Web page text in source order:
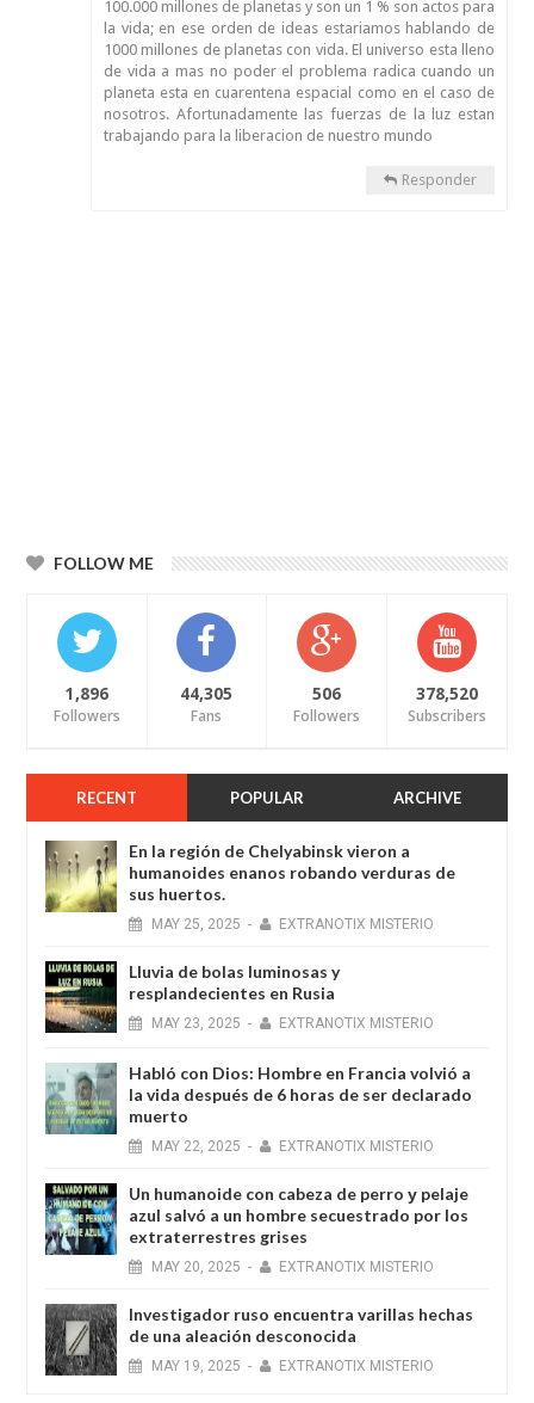
100.000 millones de planetas y son un 1 % son actos para
la vida; en ese orden de ideas estariamos hablando de
1000 millones de planetas con vida. El universo esta lleno
de vida a mas no poder el problema radica cuando un
planeta esta en cuarentena espacial como en el caso de
nosotros. Afortunadamente las fuerzas de la luz estan
trabajando para la liberacion de nuestro mundo
Responder
FOLLOW ME
1,896
Followers
44,305
Fans
506
Followers
378,520
Subscribers
RECENT POPULAR ARCHIVE
En la región de Chelyabinsk vieron a
humanoides enanos robando verduras de
sus huertos.
MAY 25, 2025 - EXTRANOTIX MISTERIO
Lluvia de bolas luminosas y
resplandecientes en Rusia
MAY 23, 2025 - EXTRANOTIX MISTERIO
Habló con Dios: Hombre en Francia volvió a
la vida después de 6 horas de ser declarado
muerto
MAY 22, 2025 - EXTRANOTIX MISTERIO
Un humanoide con cabeza de perro у pelaje
azul salvó a un hombre secuestrado por los
extraterrestres grises
MAY 20, 2025 - EXTRANOTIX MISTERIO
Investigador ruso encuentra varillas hechas
de una aleación desconocida
MAY 19, 2025 - EXTRANOTIX MISTERIO